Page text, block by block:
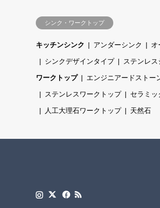
シンク・ワークトップ
キッチンシンク アンダーシンク オ
シンクデザインタイプ ステンレス
ワークトップ エンジニアードストー
ステンレスワークトップ セラミ
人工大理石ワークトップ 天然石